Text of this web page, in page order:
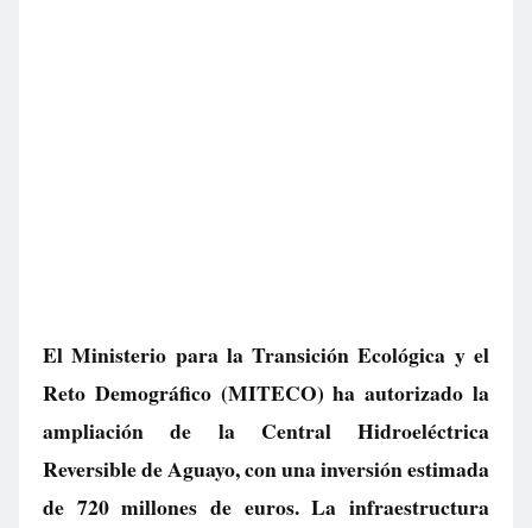
El Ministerio para la Transición Ecológica y el
Reto Demográfico (MITECO) ha autorizado la
ampliación de la Central Hidroeléctrica
Reversible de Aguayo, con una inversión estimada
de 720 millones de euros. La infraestructura